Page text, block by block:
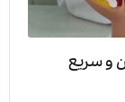
و سریع